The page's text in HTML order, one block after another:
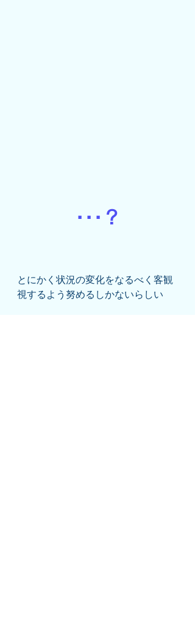
･･･？
とにかく状況の変化をなるべく客観
視するよう努めるしかないらしい